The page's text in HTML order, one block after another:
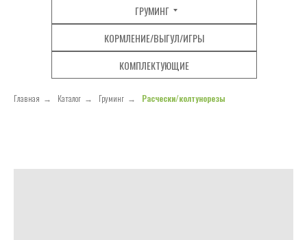
ГРУМИНГ
КОРМЛЕНИЕ/ВЫГУЛ/ИГРЫ
КОМПЛЕКТУЮЩИЕ
Главная → Каталог → Груминг → Расчески/колтунорезы